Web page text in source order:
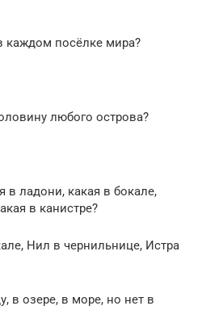
каждом посёлке мира?
любого острова?
в ладони, какая в бокале,
в канистре?
Нил в чернильнице, Истра
в озере, в море, но нет в